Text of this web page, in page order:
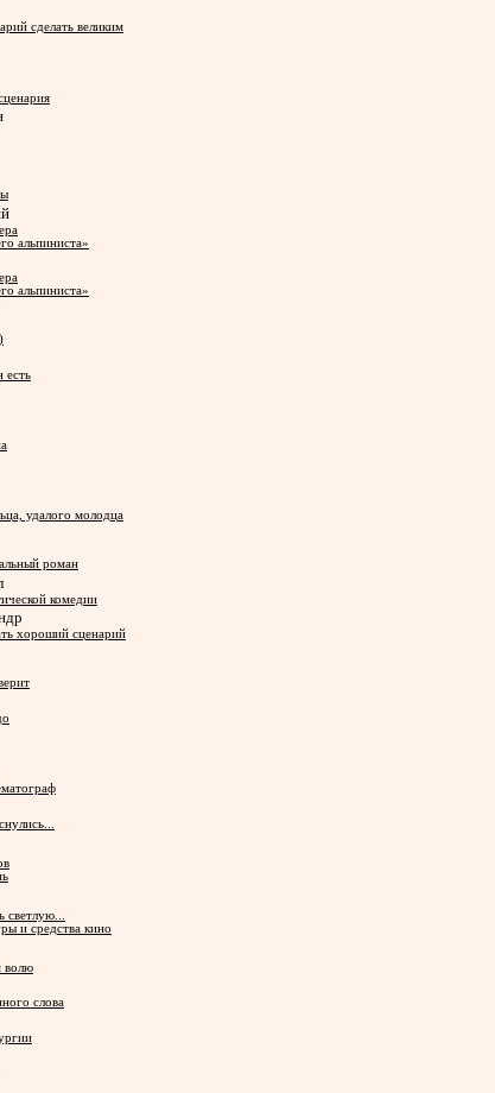
сделать великим
альпиниста»
альпиниста»
есть
удалого молодца
роман
комедии
хороший сценарий
светлую...
и средства кино
волю
слова